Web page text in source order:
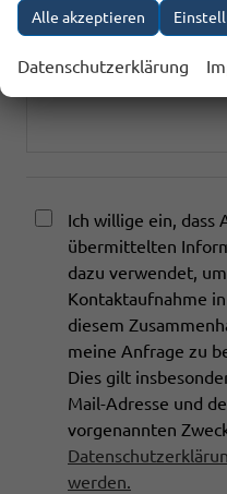
Ich willige ein, dass
übermittelten
dazu verwendet,
Kontaktaufnahme
diesem
meine Anfrage zu
Dies gilt
Mail-Adresse und
vorgenannten
werden.
Alle akzeptieren
Datenschutzerklärung